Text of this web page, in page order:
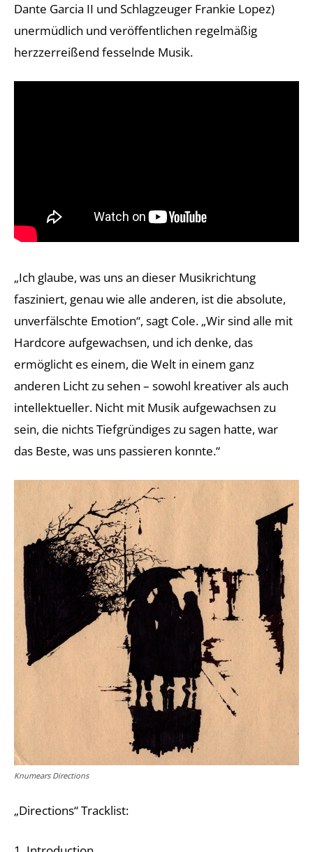
Dante Garcia II und Schlagzeuger Frankie Lopez)
unermüdlich und veröffentlichen regelmäßig
herzzerreißend fesselnde Musik.
„Ich glaube, was uns an dieser Musikrichtung
fasziniert, genau wie alle anderen, ist die absolute,
unverfälschte Emotion“, sagt Cole. „Wir sind alle mit
Hardcore aufgewachsen, und ich denke, das
ermöglicht es einem, die Welt in einem ganz
anderen Licht zu sehen – sowohl kreativer als auch
intellektueller. Nicht mit Musik aufgewachsen zu
sein, die nichts Tiefgründiges zu sagen hatte, war
das Beste, was uns passieren konnte.“
Knumears Directions
„Directions“ Tracklist: